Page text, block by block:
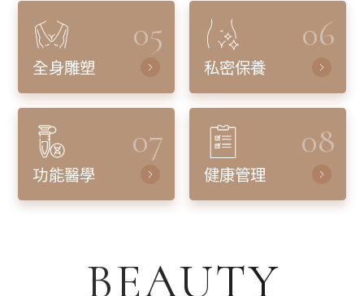
05
全身雕塑
06
私密保養
07
功能醫學
08
健康管理
BEAUTY